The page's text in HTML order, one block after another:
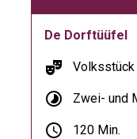
De Dorftüüfel
theater_comedy Volksstück
timelapse Zwei- und
schedule 120 Min.